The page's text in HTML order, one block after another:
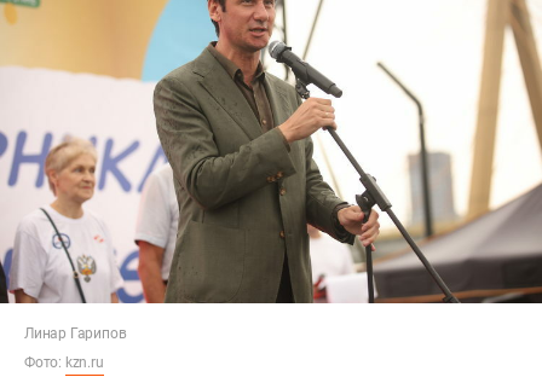
Линар Гарипов
Фото: kzn.ru